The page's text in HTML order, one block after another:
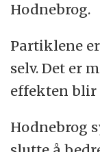
Hodnebrog.
Partiklene
selv. Det er
effekten blir
Hodnebrog